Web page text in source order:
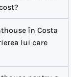
în Costa
lui care